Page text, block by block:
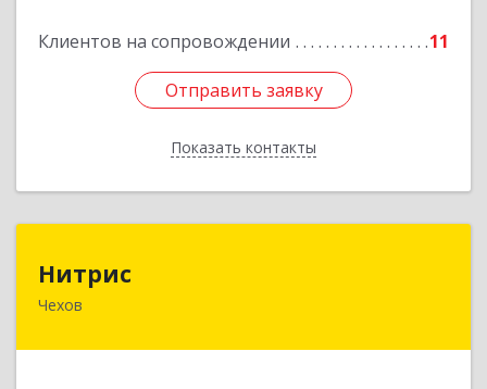
Клиентов на сопровождении 11
Отправить заявку
Показать контакты
Отправить заявку
Назад
Нитрис
Чехов
142350, Московская обл, Чехов м.о., Столбовая